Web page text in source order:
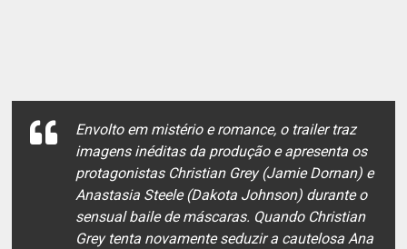
Envolto em mistério e romance, o trailer traz
imagens inéditas da produção e apresenta os
protagonistas Christian Grey (Jamie Dornan) e
Anastasia Steele (Dakota Johnson) durante o
sensual baile de máscaras. Quando Christian
Grey tenta novamente seduzir a cautelosa Ana